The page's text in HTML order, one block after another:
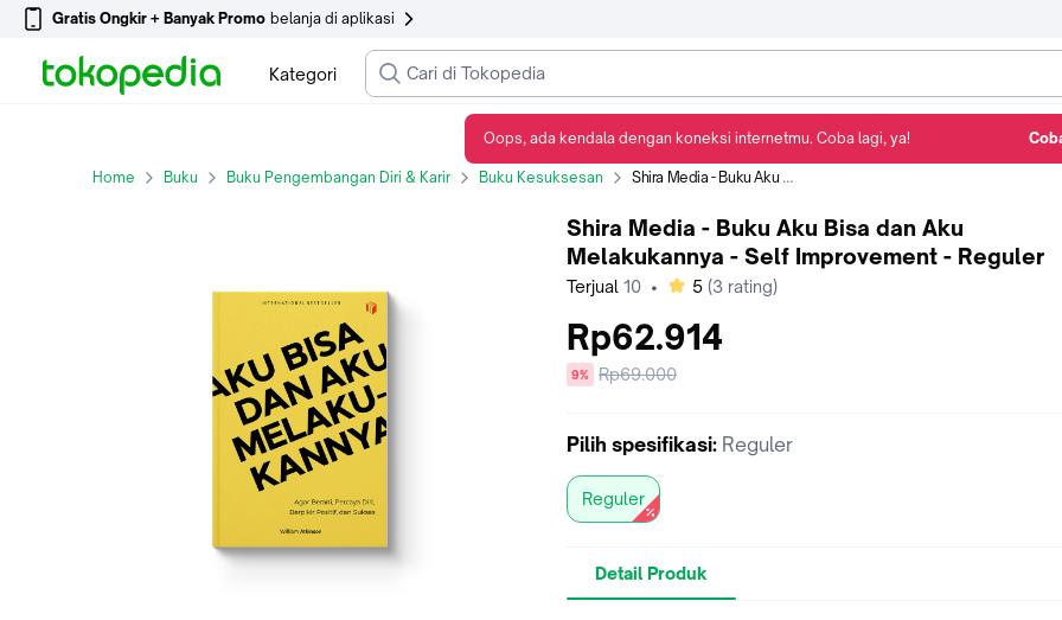
Gratis Ongkir + Banyak Promo belanja di aplikasi
Kategori
Home Buku Buku Pengembangan Diri & Karir Buku Kesuksesan Shira Media - Buku Aku Bisa dan Aku Melakukannya - Self Improvement - Reguler
Shira Media - Buku Aku Bisa dan Aku
Melakukannya - Self Improvement - Reguler
Terjual 10 • bintang
5 (3 rating)
Rp62.914
diskon
9%
Harga
Rp69.000
Pilih spesifikasi: Reguler
Reguler
Detail Produk
Oops, ada kendala dengan koneksi internetmu. Coba lagi, ya!